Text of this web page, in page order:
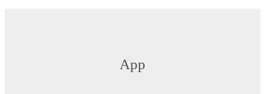
App